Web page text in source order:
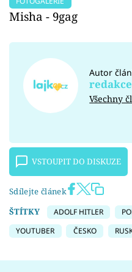
Misha - 9gag
Autor
Všechny
VSTOUPIT DO DISKUZE
Sdílejte článek
ŠTÍTKY
ADOLF HITLER
YOUTUBER
ČESKO